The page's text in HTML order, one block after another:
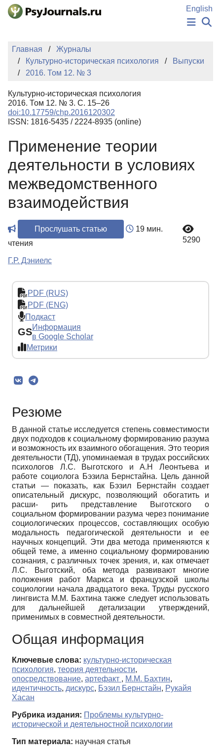
Перейти к основному содержанию
English
НОВОСТИ
КЛЮЧЕВЫЕ СЛОВА
Регистрация
Главная
Журналы
Культурно-историческая психология
Выпуски
2016. Том 12. № 3
Культурно-историческая психология
2016. Том 12. № 3. С. 15–26
doi:10.17759/chp.2016120302
ISSN: 1816-5435 / 2224-8935 (online)
Применение теории
деятельности в условиях
межведомственного
взаимодействия
Прослушать статью
19 мин.
чтения
5290
Г.Р. Дэниелс
PDF (RUS)
PDF (ENG)
Подкаст
GSИнформация
в Google Scholar
Метрики
Резюме
В данной статье исследуется степень совместимости
двух подходов к социальному формированию разума
и возможность их взаимного обогащения. Это теория
деятельности (ТД), упоминаемая в трудах российских
психологов Л.С. Выготского и А.Н Леонтьева и
работе социолога Бэзила Бернстайна. Цель данной
статьи — показать, как Бэзил Бернстайн создает
описательный дискурс, позволяющий обогатить и
расши- рить представление Выготского о
социальном формировании разума через понимание
социологических процессов, составляющих особую
модальность педагогической деятельности и ее
научных концепций. Эти два метода применяются к
общей теме, а именно социальному формированию
сознания, с различных точек зрения, и, как отмечает
Л.С. Выготский, оба метода развивают многие
положения работ Маркса и французской школы
социологии начала двадцатого века. Труды русского
лингвиста М.М. Бахтина также следует использовать
для дальнейшей детализации утверждений,
применимых в совместной деятельности.
Общая информация
Ключевые слова: культурно-историческая
психология, теория деятельности,
опосредствование, артефакт , М.М. Бахтин,
идентичность, дискурс, Бэзил Бернстайн, Рукайя
Хасан
Рубрика издания: Проблемы культурно-
исторической и деятельностной психологии
Тип материала: научная статья